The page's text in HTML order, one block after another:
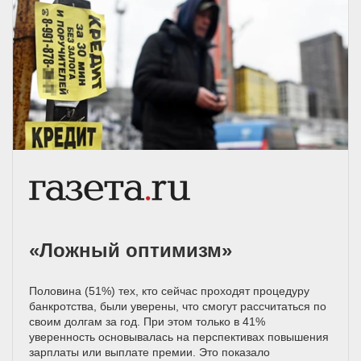
«Ложный оптимизм»
Половина (51%) тех, кто сейчас проходят процедуру
банкротства, были уверены, что смогут рассчитаться по
своим долгам за год. При этом только в 41%
уверенность основывалась на перспективах повышения
зарплаты или выплате премии. Это показало